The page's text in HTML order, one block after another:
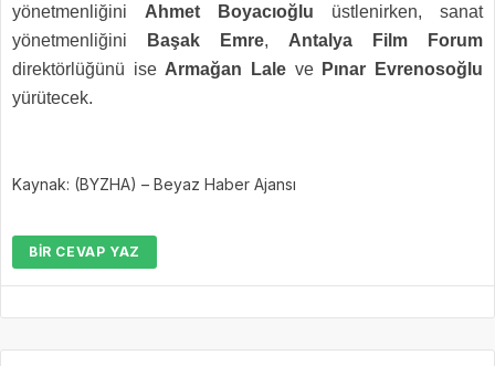
yönetmenliğini Ahmet Boyacıoğlu üstlenirken, sanat
yönetmenliğini
Başak Emre, Antalya Film Forum
direktörlüğünü ise Armağan Lale ve Pınar Evrenosoğlu
yürütecek.
Kaynak: (BYZHA) – Beyaz Haber Ajansı
BIR CEVAP YAZ